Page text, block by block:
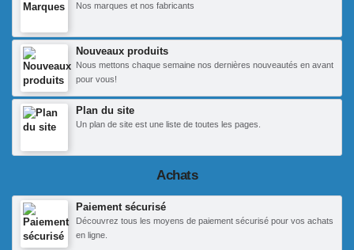
Nos marques et nos fabricants
Nouveaux produits
Nous mettons chaque semaine nos dernières nouveautés en avant
pour vous!
Plan du site
Un plan de site est une liste de toutes les pages.
Achats
Paiement sécurisé
Découvrez tous les moyens de paiement sécurisé pour vos achats
en ligne.